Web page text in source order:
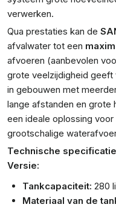
verwerken.
Qua prestaties kan de
afvalwater tot een
afvoeren (aanbevolen
grote veelzijdigheid geeft
in gebouwen met
lange afstanden en grote
een ideale oplossing
grootschalige
Technische
Versie:
Tankcapaciteit: 280
Materiaal van de